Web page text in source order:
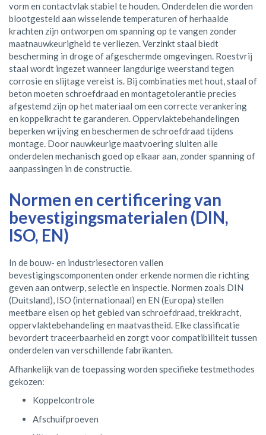
vorm en contactvlak stabiel te houden. Onderdelen die worden
blootgesteld aan wisselende temperaturen of herhaalde
krachten zijn ontworpen om spanning op te vangen zonder
maatnauwkeurigheid te verliezen. Verzinkt staal biedt
bescherming in droge of afgeschermde omgevingen. Roestvrij
staal wordt ingezet wanneer langdurige weerstand tegen
corrosie en slijtage vereist is. Bij combinaties met hout, staal of
beton moeten schroefdraad en montagetolerantie precies
afgestemd zijn op het materiaal om een correcte verankering
en koppelkracht te garanderen. Oppervlaktebehandelingen
beperken wrijving en beschermen de schroefdraad tijdens
montage. Door nauwkeurige maatvoering sluiten alle
onderdelen mechanisch goed op elkaar aan, zonder spanning of
aanpassingen in de constructie.
Normen en certificering van
bevestigingsmaterialen (DIN,
ISO, EN)
In de bouw- en industriesectoren vallen
bevestigingscomponenten onder erkende normen die richting
geven aan ontwerp, selectie en inspectie. Normen zoals DIN
(Duitsland), ISO (internationaal) en EN (Europa) stellen
meetbare eisen op het gebied van schroefdraad, trekkracht,
oppervlaktebehandeling en maatvastheid. Elke classificatie
bevordert traceerbaarheid en zorgt voor compatibiliteit tussen
onderdelen van verschillende fabrikanten.
Afhankelijk van de toepassing worden specifieke testmethodes
gekozen:
Koppelcontrole
Afschuifproeven